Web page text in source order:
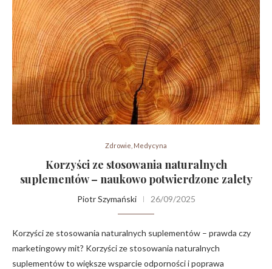
Zdrowie, Medycyna
Korzyści ze stosowania naturalnych
suplementów – naukowo potwierdzone zalety
Piotr Szymański 26/09/2025
Korzyści ze stosowania naturalnych suplementów – prawda czy
marketingowy mit? Korzyści ze stosowania naturalnych
suplementów to większe wsparcie odporności i poprawa